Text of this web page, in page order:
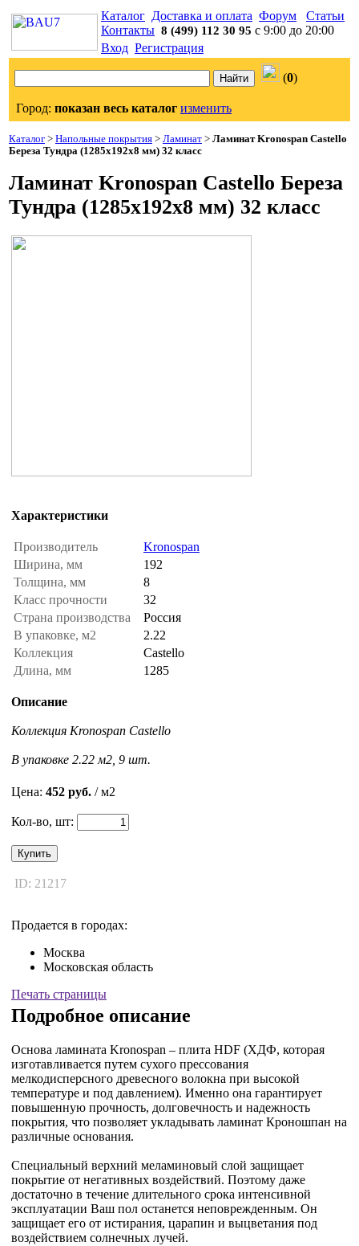
Каталог Доставка и оплата Форум
Статьи
Контакты 8 (499) 112 30 95 с 9:00 до 20:00
Вход Регистрация
(0)
Город: показан весь каталог изменить
Каталог > Напольные покрытия > Ламинат > Ламинат Kronospan Castello
Береза Тундра (1285x192x8 мм) 32 класс
Ламинат Kronospan Castello Береза
Тундра (1285x192x8 мм) 32 класс
Характеристики
Производитель
Kronospan
Ширина, мм
192
Толщина, мм
8
Класс прочности
32
Страна производства
Россия
В упаковке, м2
2.22
Коллекция
Castello
Длина, мм
1285
Описание
Коллекция Kronospan Castello
В упаковке 2.22 м2, 9 шт.
Цена: 452 руб. / м2
Кол-во, шт:
Купить
ID: 21217
Продается в городах:
Москва
Московская область
Печать страницы
Подробное описание
Основа ламината Kronospan – плита HDF (ХДФ, которая
изготавливается путем сухого прессования
мелкодисперсного древесного волокна при высокой
температуре и под давлением). Именно она гарантирует
повышенную прочность, долговечность и надежность
покрытия, что позволяет укладывать ламинат Кроношпан на
различные основания.
Специальный верхний меламиновый слой защищает
покрытие от негативных воздействий. Поэтому даже
достаточно в течение длительного срока интенсивной
эксплуатации Ваш пол останется неповрежденным. Он
защищает его от истирания, царапин и выцветания под
воздействием солнечных лучей.